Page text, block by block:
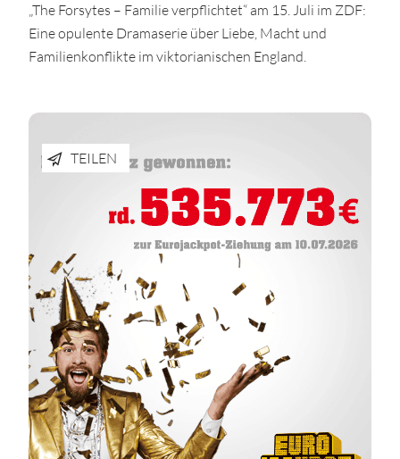
„The Forsytes – Familie verpflichtet“ am 15. Juli im ZDF:
Eine opulente Dramaserie über Liebe, Macht und
Familienkonflikte im viktorianischen England.
TEILEN